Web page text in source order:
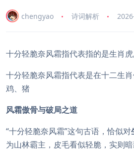
chengyao 诗词解析
十分轻脆奈风霜指代表指的是生肖
十分轻脆奈风霜指代表是在十二生肖
鸡、猪
风霜傲骨与破局之道
“十分轻脆奈风霜”这句古语，恰似对
为山林霸主，皮毛看似轻脆，实则